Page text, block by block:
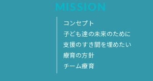
MISSION
コンセプト
子ども達の未来のために
支援のすき間を埋めたい
療育の方針
チーム療育